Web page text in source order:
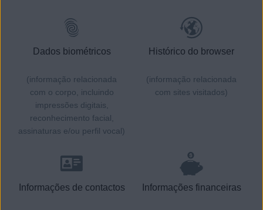
Dados biométricos
(informação relacionada
com o corpo, incluindo
impressões digitais,
reconhecimento facial,
assinaturas e/ou perfil vocal)
Histórico do browser
(informação relacionada
com sites visitados)
Informações de contactos Informações financeiras